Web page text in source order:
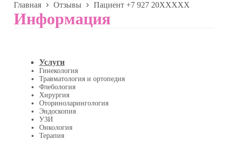
Главная Отзывы Пациент +7 927 20XXXXX
Информация
Услуги
Гинекология
Травматология и ортопедия
Флебология
Хирургия
Оториноларингология
Эндоскопия
УЗИ
Онкология
Терапия